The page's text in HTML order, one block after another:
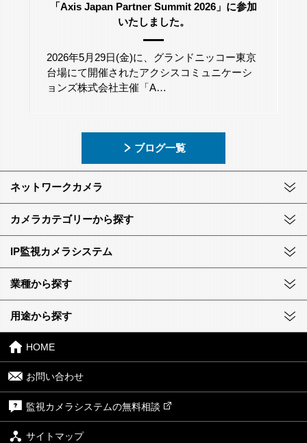
「Axis Japan Partner Summit 2026」に参加
いたしました。
2026年5月29日(金)に、グランドニッコー東京
台場にて開催されたアクシスコミュニケーシ
ョンズ株式会社主催「A…
ブログ一覧
ネットワークカメラ
カメラカテゴリーから探す
IP監視カメラシステム
業種から探す
用途から探す
HOME
お問い合わせ
監視カメラシステムの無料相談
サイトマップ